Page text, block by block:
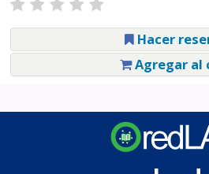
Hacer
Agregar al